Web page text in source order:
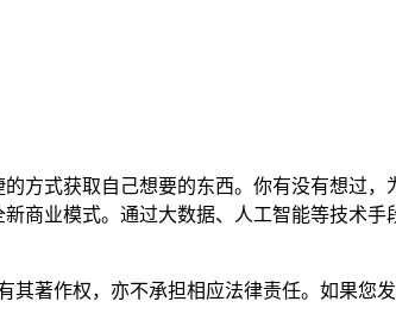
方式获取自己想要的东西。你有没有想过
商业模式。通过大数据、人工智能等技术手
著作权，亦不承担相应法律责任。如果您